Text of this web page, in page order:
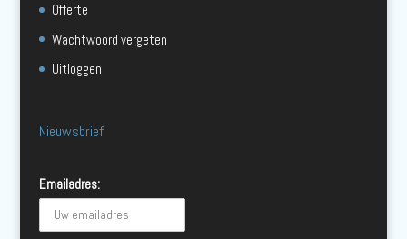
Offerte
Wachtwoord vergeten
Uitloggen
Nieuwsbrief
Emailadres: